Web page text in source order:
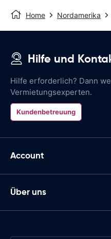
Home Nordamerika
Hilfe und
Hilfe erforderlich? Dann
Vermietungsexperten.
Kundenbetreuung
Account
Über uns